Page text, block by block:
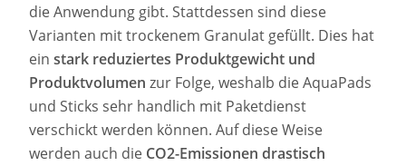
die Anwendung gibt. Stattdessen sind diese
Varianten mit trockenem Granulat gefüllt. Dies hat
ein stark reduziertes Produktgewicht und
Produktvolumen zur Folge, weshalb die AquaPads
und Sticks sehr handlich mit Paketdienst
verschickt werden können. Auf diese Weise
werden auch die CO2-Emissionen drastisch